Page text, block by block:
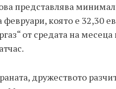
представлява
която е 32,30
от средата на
дружеството